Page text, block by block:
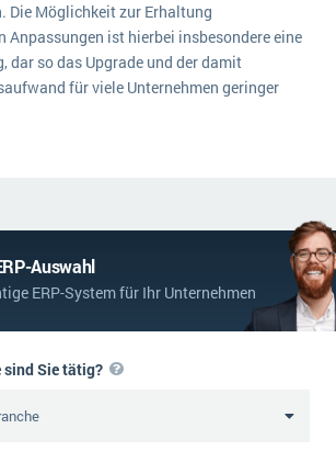
Die Möglichkeit zur Erhaltung
Anpassungen ist hierbei insbesondere eine
dar so das Upgrade und der damit
für viele Unternehmen geringer
Auswahl
ERP-System für Ihr Unternehmen
sind Sie tätig?